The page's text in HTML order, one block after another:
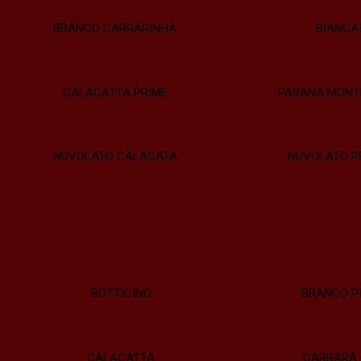
BRANCO CARRARINHA
CALACATTA PRIME
NUVOLATO CALACATA
PARANA
NUVOLATO
BOTTICINO
CALACATTA
BRANCO
CARRARA